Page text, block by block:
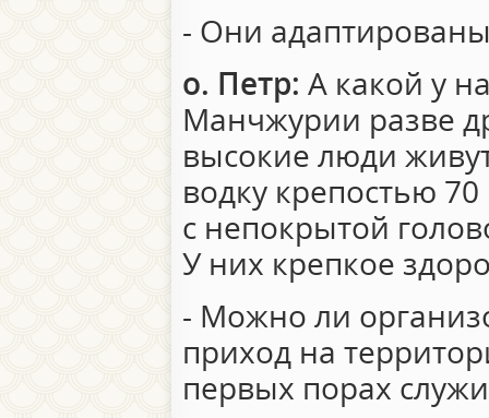
- Они
о. Петр: А какой у
Манчжурии разве
высокие люди
водку крепостью
с непокрытой
У них крепкое
- Можно ли
приход на
первых порах